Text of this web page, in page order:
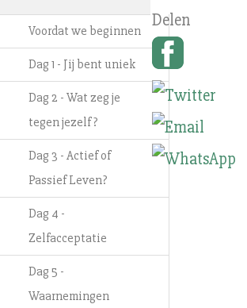
Voordat we beginnen
Dag 1 - Jij bent uniek
Dag 2 - Wat zeg je
tegen jezelf?
Dag 3 - Actief of
Passief Leven?
Dag 4 -
Zelfacceptatie
Dag 5 -
Waarnemingen